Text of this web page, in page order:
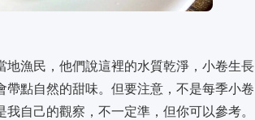
漁民，他們說這裡的水質乾淨，小卷生長
點自然的甜味。但要注意，不是每季小卷
自己的觀察，不一定準，但你可以參考。